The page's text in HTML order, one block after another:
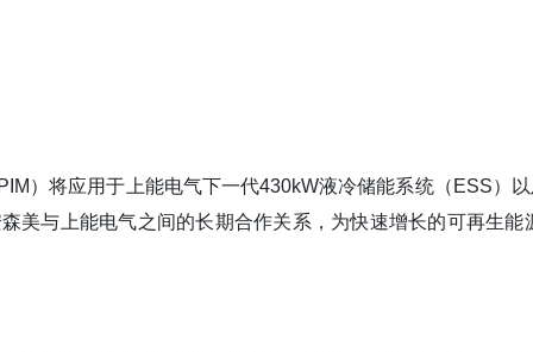
）将应用于上能电气下一代430kW液冷储能系统（ESS）
美与上能电气之间的长期合作关系，为快速增长的可再生能